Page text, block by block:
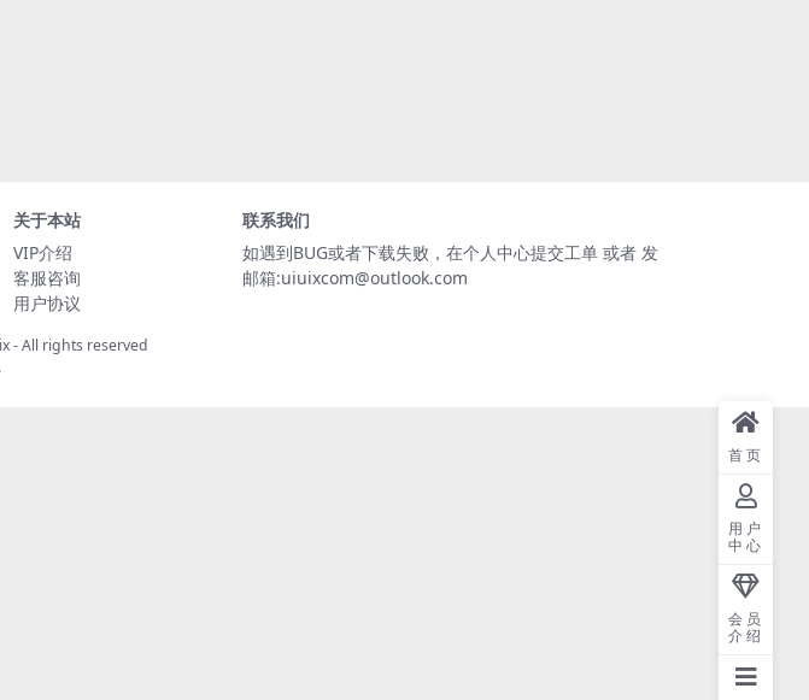
关于本站
VIP介绍
客服咨询
用户协议
联系我们
如遇到BUG或者下载失败，在个人中心提交工单 或者 发
邮箱:uiuixcom@outlook.com
- All rights reserved
.
首页
用户
中心
会员
介绍